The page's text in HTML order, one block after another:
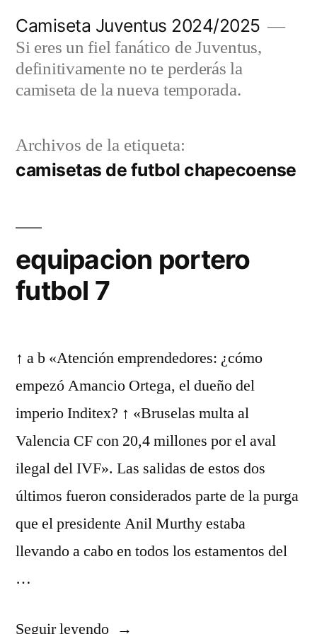
contenido
Camiseta Juventus 2024/2025
Si eres un fiel fanático de Juventus,
definitivamente no te perderás la
camiseta de la nueva temporada.
Archivos de la etiqueta:
camisetas de futbol chapecoense
equipacion portero
futbol 7
↑ a b «Atención emprendedores: ¿cómo
empezó Amancio Ortega, el dueño del
imperio Inditex? ↑ «Bruselas multa al
Valencia CF con 20,4 millones por el aval
ilegal del IVF». Las salidas de estos dos
últimos fueron considerados parte de la purga
que el presidente Anil Murthy estaba
llevando a cabo en todos los estamentos del
…
Seguir leyendo«equipacion